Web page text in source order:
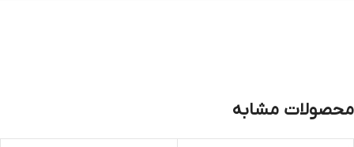
محصولات مشابه